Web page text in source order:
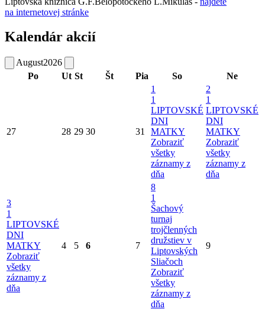
na internetovej stránke
Kalendár akcií
August2026
Po
Ut St Št Pia So Ne
27 28 29 30 31
1
1
LIPTOVSKÉ
DNI
MATKY
Zobraziť
všetky
záznamy z
dňa
2
1
LIPTOVSKÉ
DNI
MATKY
Zobraziť
všetky
záznamy z
dňa
3
1
LIPTOVSKÉ
DNI
MATKY
Zobraziť
všetky
záznamy z
dňa
4 5 6 7
8
1
Šachový
turnaj
trojčlenných
družstiev v
Liptovských
Sliačoch
Zobraziť
všetky
záznamy z
dňa
9